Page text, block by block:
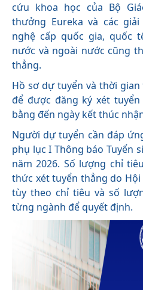
cứu khoa học của Bộ
thưởng Eureka và các
nghệ cấp quốc gia, quốc
nước và ngoài nước cũng
thẳng.
Hồ sơ dự tuyển và thời
để được đăng ký xét
bằng đến ngày kết thúc
Người dự tuyển cần đáp
phụ lục I Thông báo Tuyển
năm 2026. Số lượng chỉ
thức xét tuyển thẳng do
tùy theo chỉ tiêu và số
từng ngành để quyết định.